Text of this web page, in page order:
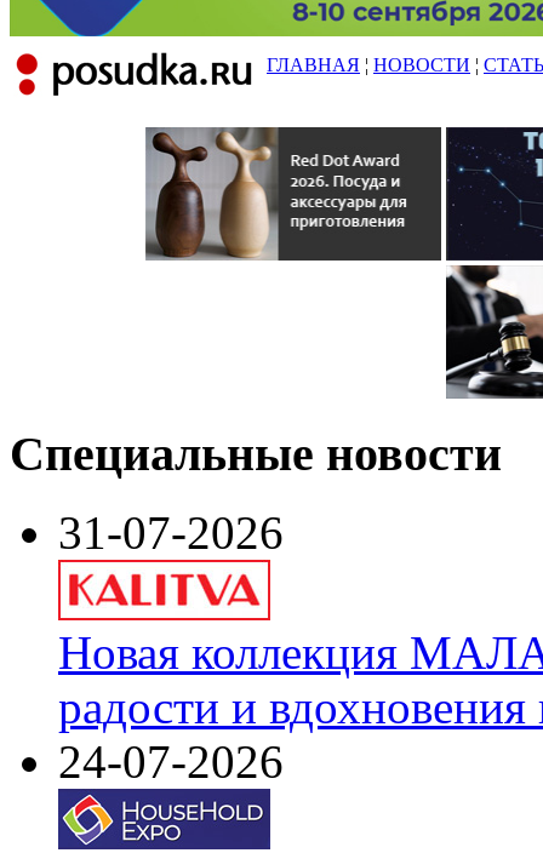
ГЛАВНАЯ ¦ НОВОСТИ ¦
Специальные новости
31-07-2026
Новая коллекция
радости и
24-07-2026